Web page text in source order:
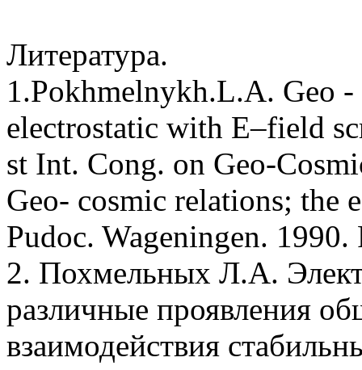
Литература.
1.Pokhmelnykh.L.A. Geo
electrostatic with E–field
st Int. Cong. on Geo-
Geo- cosmic relations; the
Pudoc. Wageningen. 1990.
2. Похмельных Л.А.
различные проявления
взаимодействия